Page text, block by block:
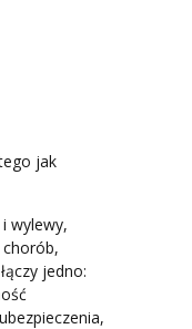
jak
wylewy,
jedno: